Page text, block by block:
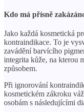
Kdo má přísně
Jako každá kosmetická
kontraindikace. To je
zavádění barvícího
integrita kůže, na kterou
způsobem.
Při ignorování
kosmetickém zákroku
osobám s následujícími